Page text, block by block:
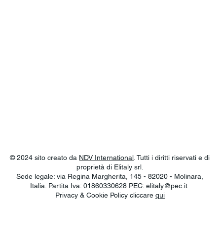
© 2024 sito creato da NDV International . Tutti i diritti riservati e di
proprietà di Elitaly srl.
Sede legale: via Regina Margherita, 145 - 82020 - Molinara,
Italia. Partita Iva: 01860330628 PEC:elitaly@pec.it
Privacy & Cookie Policy cliccare qui